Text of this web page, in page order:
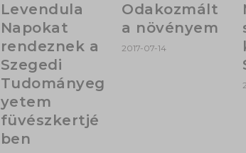
Levendula
Napokat
rendeznek a
Szegedi
Tudományeg
yetem
füvészkertjé
ben
Odakozmált
a növényem
2017-07-14